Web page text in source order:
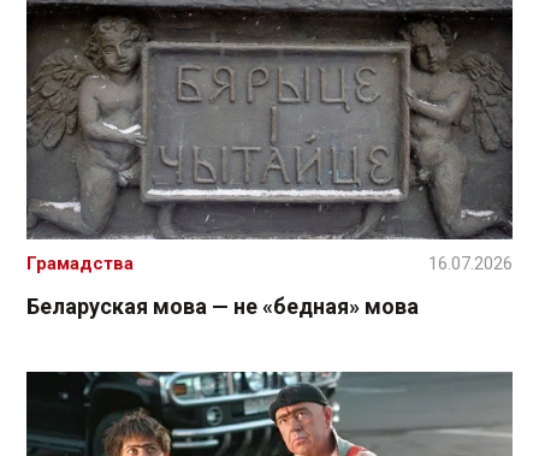
Беларуская мова — не «бедная» мова
Грамадства 16.07.2026